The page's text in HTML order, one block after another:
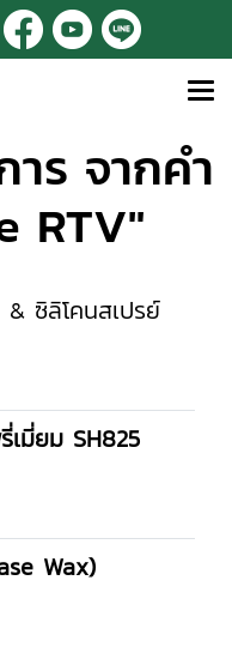
ร จากคำ
RTV"
& ซิลิโคนสเปรย์
เมี่ยม SH825
Wax)